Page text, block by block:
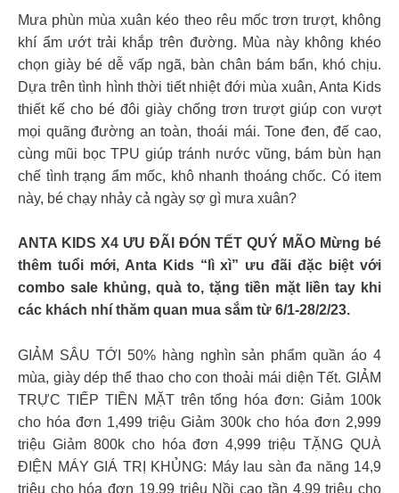
Mưa phùn mùa xuân kéo theo rêu mốc trơn trượt, không
khí ẩm ướt trải khắp trên đường. Mùa này không khéo
chọn giày bé dễ vấp ngã, bàn chân bám bẩn, khó chịu.
Dựa trên tình hình thời tiết nhiệt đới mùa xuân, Anta Kids
thiết kế cho bé đôi giày chống trơn trượt giúp con vượt
mọi quãng đường an toàn, thoái mái. Tone đen, đế cao,
cùng mũi bọc TPU giúp tránh nước vũng, bám bùn hạn
chế tình trạng ẩm mốc, khô nhanh thoáng chốc. Có item
này, bé chạy nhảy cả ngày sợ gì mưa xuân?
ANTA KIDS X4 ƯU ĐÃI ĐÓN TẾT QUÝ MÃO Mừng bé
thêm tuổi mới, Anta Kids “lì xì” ưu đãi đặc biệt với
combo sale khủng, quà to, tặng tiền mặt liền tay khi
các khách nhí thăm quan mua sắm từ 6/1-28/2/23.
GIẢM SÂU TỚI 50% hàng nghìn sản phẩm quần áo 4
mùa, giày dép thể thao cho con thoải mái diện Tết. GIẢM
TRỰC TIẾP TIỀN MẶT trên tổng hóa đơn: Giảm 100k
cho hóa đơn 1,499 triệu Giảm 300k cho hóa đơn 2,999
triệu Giảm 800k cho hóa đơn 4,999 triệu TẶNG QUÀ
ĐIỆN MÁY GIÁ TRỊ KHỦNG: Máy lau sàn đa năng 14,9
triệu cho hóa đơn 19,99 triệu Nồi cao tần 4,99 triệu cho